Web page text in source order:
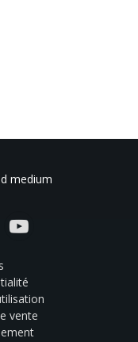
YouTube
vente